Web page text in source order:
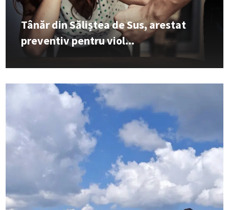
Tânăr din Săliștea de Sus, arestat
preventiv pentru viol...